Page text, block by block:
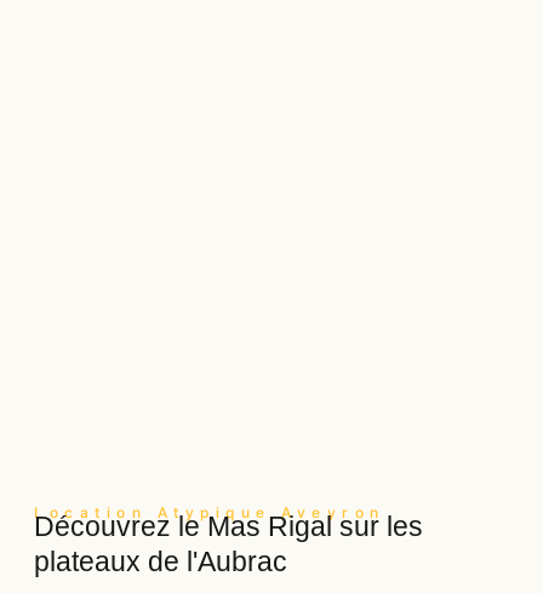
Location Atypique Aveyron
Découvrez le Mas Rigal sur les
plateaux de l'Aubrac